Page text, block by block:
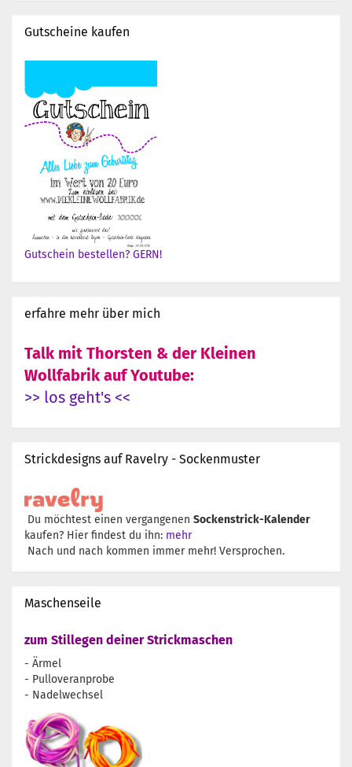
Gutscheine kaufen
Gutschein bestellen? GERN!
erfahre mehr über mich
Talk mit Thorsten & der Kleinen
Wollfabrik auf Youtube:
>> los geht's <<
Strickdesigns auf Ravelry - Sockenmuster
Du möchtest einen vergangenen Sockenstrick-Kalender
kaufen? Hier findest du ihn: mehr
Nach und nach kommen immer mehr! Versprochen.
Maschenseile
zum Stillegen deiner Strickmaschen
- Ärmel
- Pulloveranprobe
- Nadelwechsel